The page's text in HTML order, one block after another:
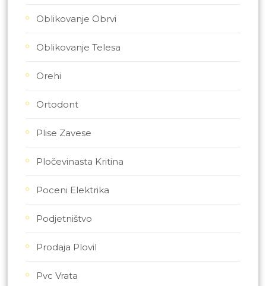
Oblikovanje Obrvi
Oblikovanje Telesa
Orehi
Ortodont
Plise Zavese
Pločevinasta Kritina
Poceni Elektrika
Podjetništvo
Prodaja Plovil
Pvc Vrata